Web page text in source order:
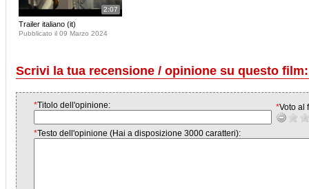
2:07
Trailer italiano (it)
Pubblicato il 09 Marzo 2024
Scrivi la tua recensione / opinione su questo
*Titolo dell'opinione: *Voto al
*Testo dell'opinione (Hai a disposizione 3000 caratteri):